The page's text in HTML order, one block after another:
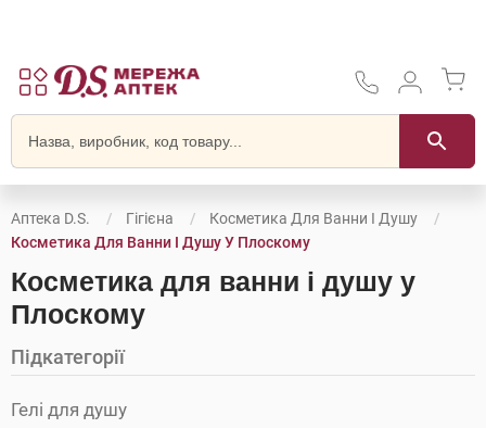
Аптека D.S. Гігієна
Косметика Для Ванни І Душу
Косметика Для Ванни І Душу У Плоскому
Косметика для ванни і душу у
Плоскому
Підкатегорії
Гелі для душу